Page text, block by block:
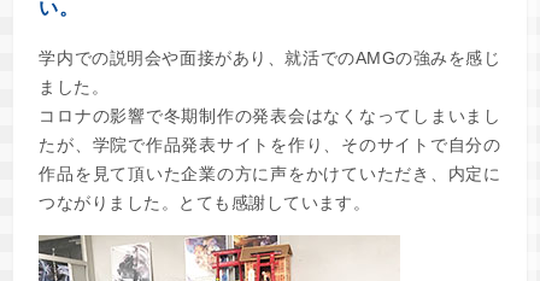
い。
学内での説明会や面接があり、就活でのAMGの強みを感じ
ました。
コロナの影響で冬期制作の発表会はなくなってしまいまし
たが、学院で作品発表サイトを作り、そのサイトで自分の
作品を見て頂いた企業の方に声をかけていただき、内定に
つながりました。とても感謝しています。